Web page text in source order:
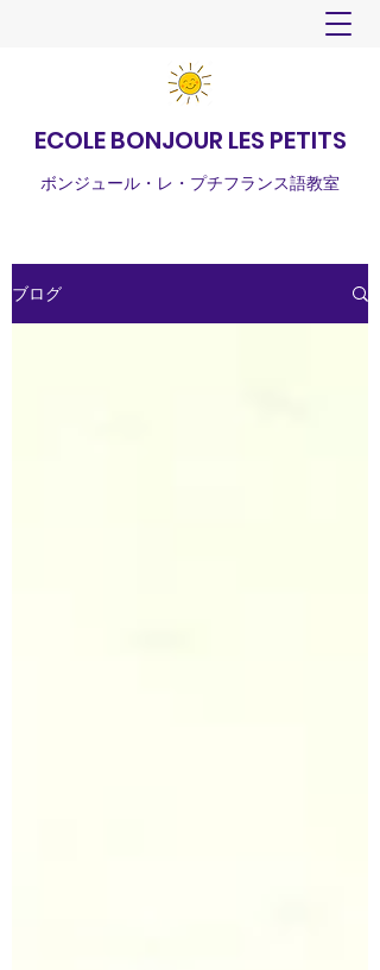
ECOLE BONJOUR LES PETITS
ボンジュール・レ・プチフランス語教室
ブログ